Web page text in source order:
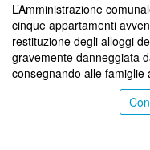
L’Amministrazione
cinque appartamenti
restituzione degli alloggi
gravemente danneggiata
consegnando alle famiglie